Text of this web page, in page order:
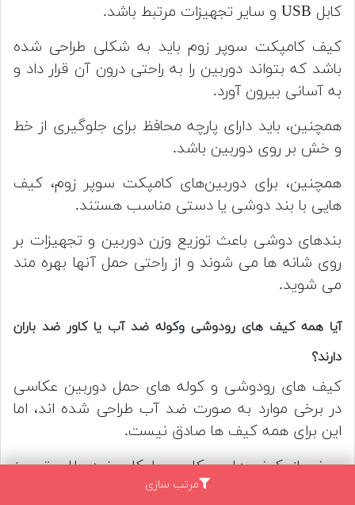
مرتب سازی
کابل USB و سایر تجهیزات مرتبط باشد.
کیف کامپکت سوپر زوم باید به شکلی طراحی شده
باشد که بتواند دوربین را به راحتی درون آن قرار داد و
به آسانی بیرون آورد.
همچنین، باید دارای پارچه محافظ برای جلوگیری از خط
و خش بر روی دوربین باشد.
همچنین، برای دوربین‌های کامپکت سوپر زوم، کیف
هایی با بند دوشی یا دستی مناسب هستند.
بندهای دوشی باعث توزیع وزن دوربین و تجهیزات بر
روی شانه ها می شوند و از راحتی حمل آنها بهره مند
می شوید.
آیا همه کیف های رودوشی وکوله ضد آب یا کاور ضد باران
دارند؟
کیف های رودوشی و کوله های حمل دوربین عکاسی
در برخی موارد به صورت ضد آب طراحی شده اند، اما
این برای همه کیف ها صادق نیست.
برخی از کیف های عکاسی با کاور ضد باران تجهیز
شده اند که باعث می شود از آب و رطوبت محافظت